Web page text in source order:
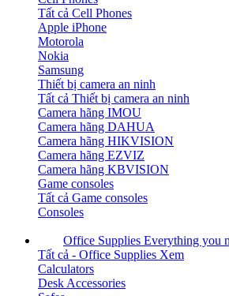
Tất cả Cell Phones
Apple iPhone
Motorola
Nokia
Samsung
Thiết bị camera an ninh
Tất cả Thiết bị camera an ninh
Camera hãng IMOU
Camera hãng DAHUA
Camera hãng HIKVISION
Camera hãng EZVIZ
Camera hãng KBVISION
Game consoles
Tất cả Game consoles
Consoles
Office Supplies Everything you
Tất cả - Office Supplies Xem
Calculators
Desk Accessories